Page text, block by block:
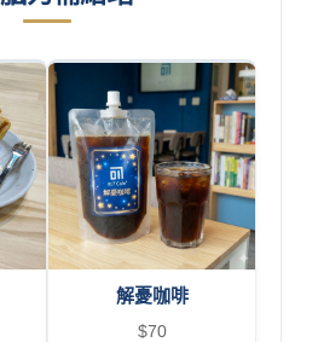
解憂咖啡
$70